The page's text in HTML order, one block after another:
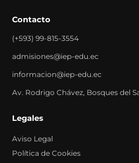
Contacto
(+593) 99-815-3554
admisiones@iep-edu.ec
informacion@iep-edu.ec
Av. Rodrigo Chávez, Bosques del
Legales
Aviso Legal
Política de Cookies